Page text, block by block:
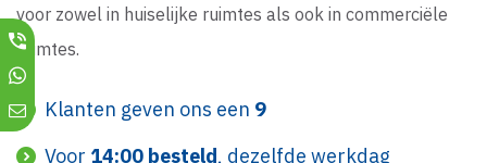
voor zowel in huiselijke ruimtes als ook in commerciële
ruimtes.
Klanten geven ons een 9
Voor 14:00 besteld, dezelfde werkdag